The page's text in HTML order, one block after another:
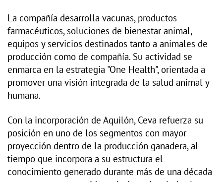
La compañía desarrolla vacunas, productos
farmacéuticos, soluciones de bienestar animal,
equipos y servicios destinados tanto a animales de
producción como de compañía. Su actividad se
enmarca en la estrategia "One Health", orientada a
promover una visión integrada de la salud animal y
humana.
Con la incorporación de Aquilón, Ceva refuerza su
posición en uno de los segmentos con mayor
proyección dentro de la producción ganadera, al
tiempo que incorpora a su estructura el
conocimiento generado durante más de una década